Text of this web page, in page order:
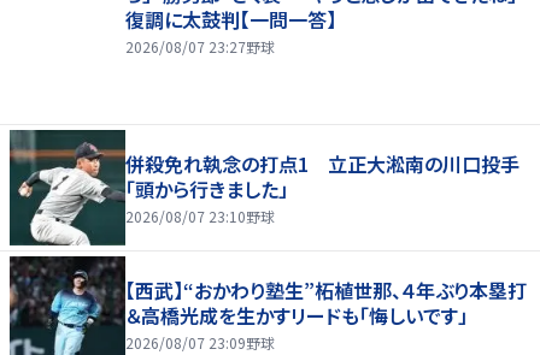
復調に太鼓判【一問一答】
2026/08/07 23:27野球
併殺免れ執念の打点1 立正大淞南の川口投手
「頭から行きました」
2026/08/07 23:10野球
【西武】“おかわり塾生”柘植世那、４年ぶり本塁打
＆高橋光成を生かすリードも「悔しいです」
2026/08/07 23:09野球